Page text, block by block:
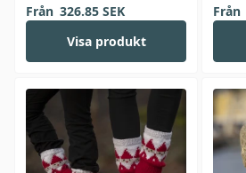
Från 326.85SEK
Visa produkt
Från